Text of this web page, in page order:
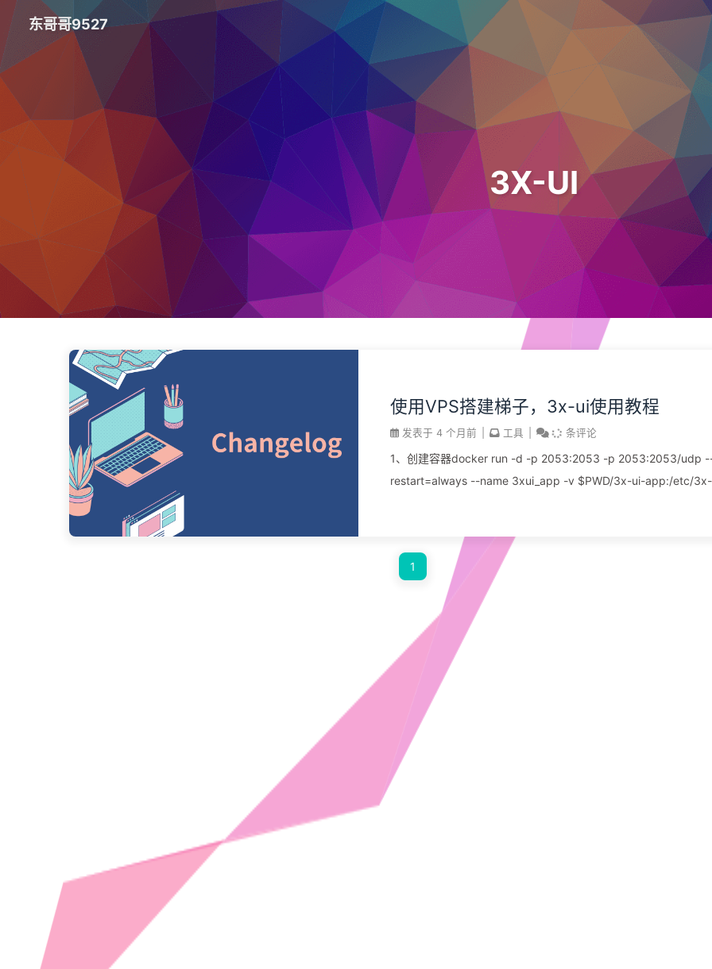
东哥哥9527
3X-UI
使用VPS搭建梯子，3x-ui使用教程
发表于 4 个月前 工具 条评论
1、创建容器docker run -d -p 2053:2053 -p 2053:2053/udp
restart=always --name 3xui_app -v $PWD/3x-ui-app:/etc/
1